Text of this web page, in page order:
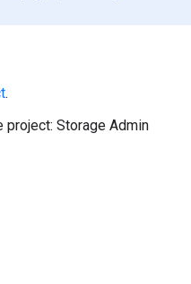
.
Storage Admin